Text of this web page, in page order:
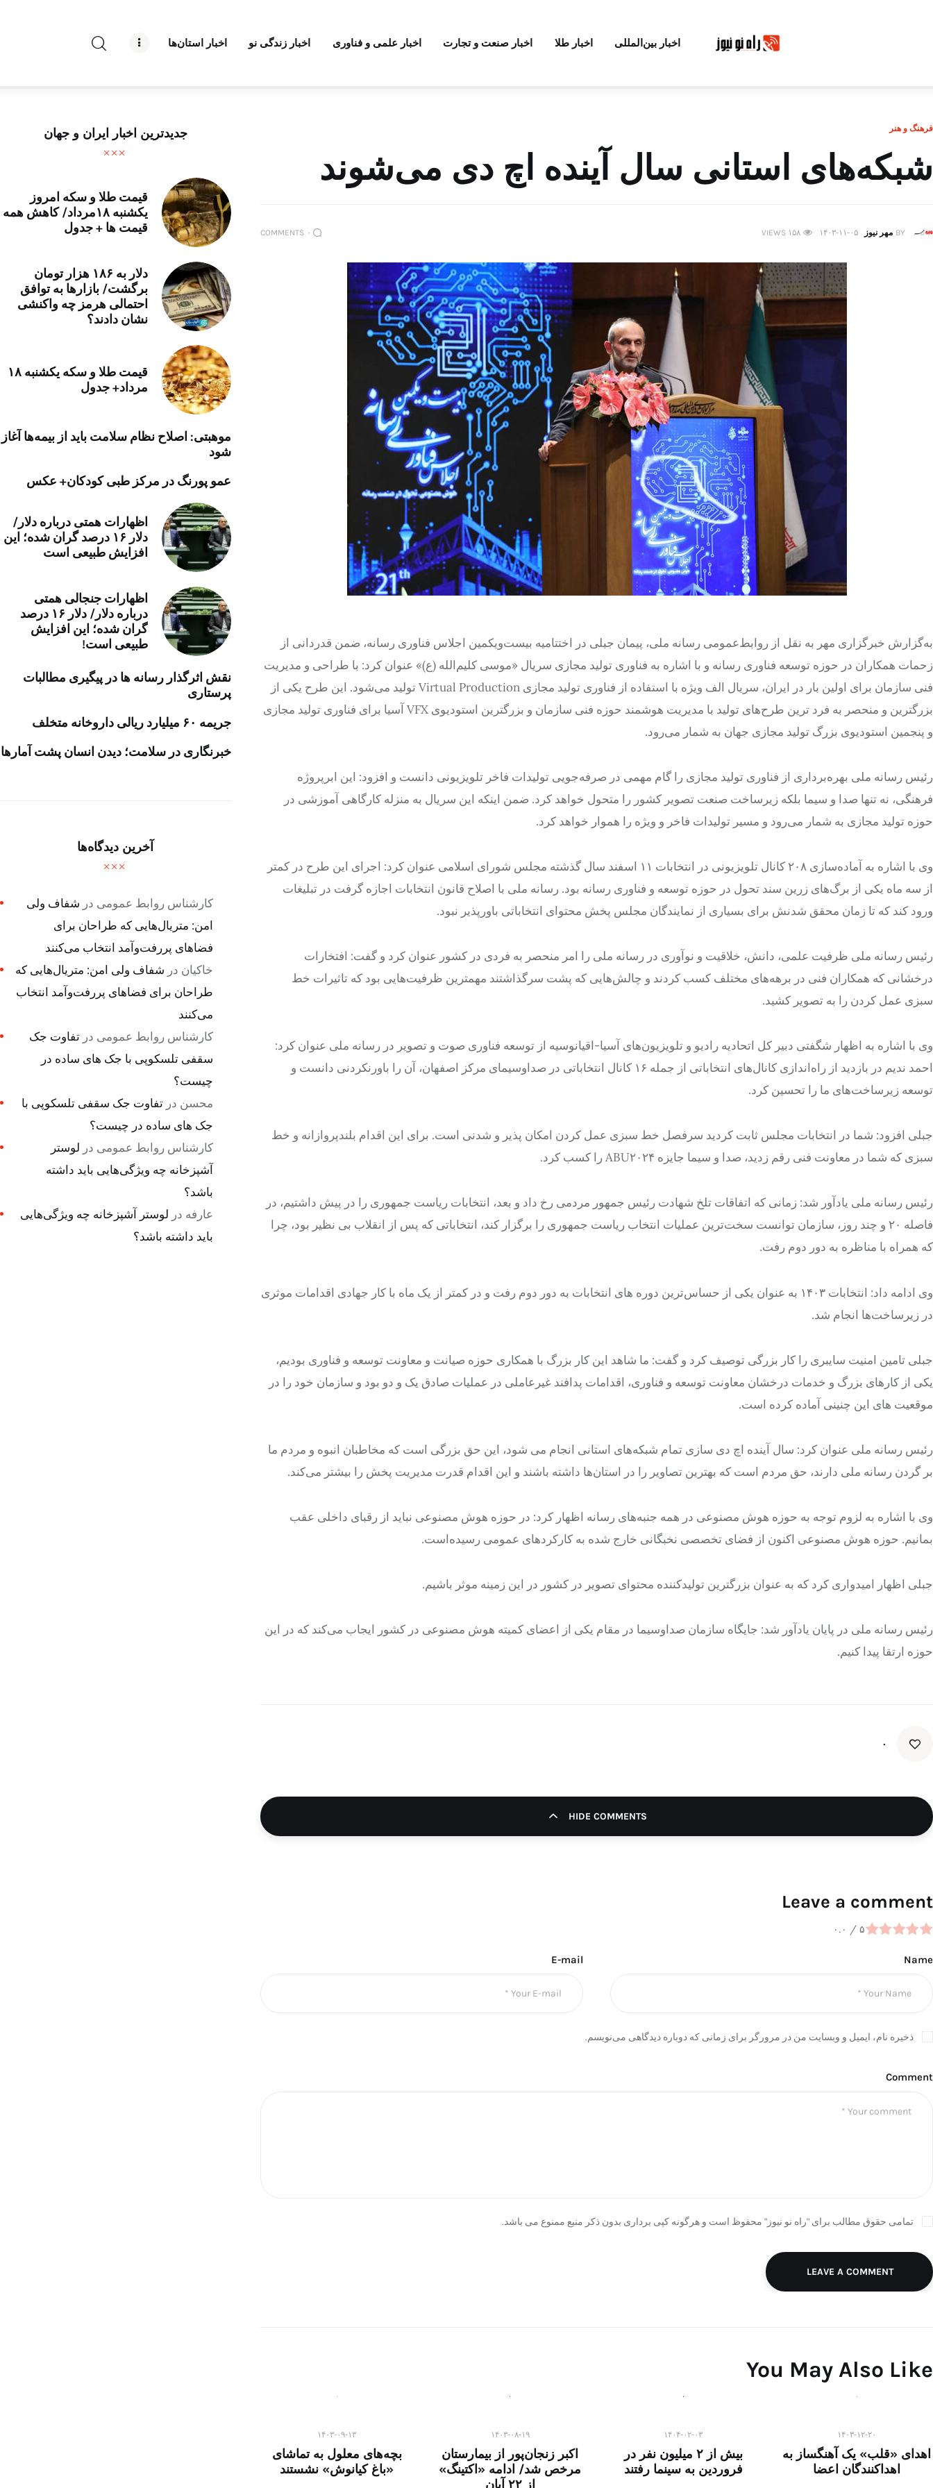
اخبار بین‌المللی اخبار طلا اخبار صنعت و تجارت اخبار علمی و فناوری اخبار زندگی نو اخبار استان‌ها
درباره راه‌ نو نیوز
تبلیغات راه نو نیوز
آوین دیلی
پایگاه خبری آبان
خرید موتور ایمپلنت
فرهنگ و هنر
شبکه‌های استانی سال آینده اچ دی می‌شوند
BY مهر نیوز ۱۴۰۳-۱۱-۰۵ ۱۵۸ VIEWS ۰ COMMENTS
به‌گزارش خبرگزاری مهر به نقل از روابط‌عمومی رسانه ملی، پیمان جبلی در اختتامیه بیست‌ویکمین اجلاس فناوری رسانه، ضمن قدردانی از
زحمات همکاران در حوزه توسعه فناوری رسانه و با اشاره به فناوری تولید مجازی سریال «موسی کلیم‌الله (ع)» عنوان کرد: با طراحی و مدیریت
فنی سازمان برای اولین بار در ایران، سریال الف ویژه با استفاده از فناوری تولید مجازی Virtual Production تولید می‌شود. این طرح یکی از
بزرگترین و منحصر به فرد ترین طرح‌های تولید با مدیریت هوشمند حوزه فنی سازمان و بزرگترین استودیوی VFX آسیا برای فناوری تولید مجازی
و پنجمین استودیوی بزرگ تولید مجازی جهان به شمار می‌رود.
رئیس رسانه ملی بهره‌برداری از فناوری تولید مجازی را گام مهمی در صرفه‌جویی تولیدات فاخر تلویزیونی دانست و افزود: این ابرپروژه
فرهنگی، نه تنها صدا و سیما بلکه زیرساخت صنعت تصویر کشور را متحول خواهد کرد. ضمن اینکه این سریال به منزله کارگاهی آموزشی در
حوزه تولید مجازی به شمار می‌رود و مسیر تولیدات فاخر و ویژه را هموار خواهد کرد.
وی با اشاره به آماده‌سازی ۲۰۸ کانال تلویزیونی در انتخابات ۱۱ اسفند سال گذشته مجلس شورای اسلامی عنوان کرد: اجرای این طرح در کمتر
از سه ماه یکی از برگ‌های زرین سند تحول در حوزه توسعه و فناوری رسانه بود. رسانه ملی با اصلاح قانون انتخابات اجازه گرفت در تبلیغات
ورود کند که تا زمان محقق شدنش برای بسیاری از نمایندگان مجلس پخش محتوای انتخاباتی باورپذیر نبود.
رئیس رسانه ملی ظرفیت علمی، دانش، خلاقیت و نوآوری در رسانه ملی را امر منحصر به فردی در کشور عنوان کرد و گفت: افتخارات
درخشانی که همکاران فنی در برهه‌های مختلف کسب کردند و چالش‌هایی که پشت سرگذاشتند مهمترین ظرفیت‌هایی بود که تاثیرات خط
سبزی عمل کردن را به تصویر کشید.
وی با اشاره به اظهار شگفتی دبیر کل اتحادیه رادیو و تلویزیون‌های آسیا-اقیانوسیه از توسعه فناوری صوت و تصویر در رسانه ملی عنوان کرد:
احمد ندیم در بازدید از راه‌اندازی کانال‌های انتخاباتی از جمله ۱۶ کانال انتخاباتی در صداوسیمای مرکز اصفهان، آن را باورنکردنی دانست و
توسعه زیرساخت‌های ما را تحسین کرد.
جبلی افزود: شما در انتخابات مجلس ثابت کردید سرفصل خط سبزی عمل کردن امکان پذیر و شدنی است. برای این اقدام بلندپروازانه و خط
سبزی که شما در معاونت فنی رقم زدید، صدا و سیما جایزه ABU۲۰۲۴ را کسب کرد.
رئیس رسانه ملی یادآور شد: زمانی که اتفاقات تلخ شهادت رئیس جمهور مردمی رخ داد و بعد، انتخابات ریاست جمهوری را در پیش داشتیم، در
فاصله ٢٠ و چند روز، سازمان توانست سخت‌ترین عملیات انتخاب ریاست جمهوری را برگزار کند، انتخاباتی که پس از انقلاب بی نظیر بود، چرا
که همراه با مناظره به دور دوم رفت.
وی ادامه داد: انتخابات ١۴٠٣ به عنوان یکی از حساس‌ترین دوره های انتخابات به دور دوم رفت و در کمتر از یک ماه با کار جهادی اقدامات موثری
در زیرساخت‌ها انجام شد.
جبلی تامین امنیت سایبری را کار بزرگی توصیف کرد و گفت: ما شاهد این کار بزرگ با همکاری حوزه صیانت و معاونت توسعه و فناوری بودیم،
یکی از کارهای بزرگ و خدمات درخشان معاونت توسعه و فناوری، اقدامات پدافند غیرعاملی در عملیات صادق یک و دو بود و سازمان خود را در
موقعیت های این چنینی آماده کرده است.
رئیس رسانه ملی عنوان کرد: سال آینده اچ دی سازی تمام شبکه‌های استانی انجام می شود، این حق بزرگی است که مخاطبان انبوه و مردم ما
بر گردن رسانه ملی دارند، حق مردم است که بهترین تصاویر را در استان‌ها داشته باشند و این اقدام قدرت مدیریت پخش را بیشتر می‌کند.
وی با اشاره به لزوم توجه به حوزه هوش مصنوعی در همه جنبه‌های رسانه اظهار کرد: در حوزه هوش مصنوعی نباید از رقبای داخلی عقب
بمانیم. حوزه هوش مصنوعی اکنون از فضای تخصصی نخبگانی خارج شده به کارکردهای عمومی رسیده‌است.
جبلی اظهار امیدواری کرد که به عنوان بزرگترین تولیدکننده محتوای تصویر در کشور در این زمینه موثر باشیم.
رئیس رسانه ملی در پایان یادآور شد: جایگاه سازمان صداوسیما در مقام یکی از اعضای کمیته هوش مصنوعی در کشور ایجاب می‌کند که در این
حوزه ارتقا پیدا کنیم.
۰
HIDE COMMENTS
Leave a comment
۰.۰ / ۵
Name
E-mail
ذخیره نام، ایمیل و وبسایت من در مرورگر برای زمانی که دوباره دیدگاهی می‌نویسم.
Comment
تمامی حقوق مطالب برای "راه نو نیوز" محفوظ است و هرگونه کپی برداری بدون ذکر منبع ممنوع می باشد.
LEAVE A COMMENT
You May Also Like
۱۴۰۳-۱۲-۲۰
اهدای «قلب» یک آهنگساز به
اهداکنندگان اعضا
۱۴۰۴-۰۲-۰۳
بیش از ۲ میلیون نفر در
فروردین به سینما رفتند
۱۴۰۳-۰۸-۱۹
اکبر زنجان‌پور از بیمارستان
مرخص شد/ ادامه «اکتینگ‌»
از ۲۲ آبان
۱۴۰۳-۰۹-۱۳
بچه‌های معلول به تماشای
«باغ کیانوش» نشستند
جدیدترین اخبار ایران و جهان
قیمت طلا و سکه امروز
یکشنبه ۱۸مرداد/ کاهش همه
قیمت ها + جدول
دلار به ۱۸۶ هزار تومان
برگشت/ بازارها به توافق
احتمالی هرمز چه واکنشی
نشان دادند؟
قیمت طلا و سکه یکشنبه ۱۸
مرداد+ جدول
موهبتی: اصلاح نظام سلامت باید از بیمه‌ها آغاز
شود
عمو پورنگ در مرکز طبی کودکان+ عکس
اظهارات همتی درباره دلار/
دلار ۱۶ درصد گران شده؛ این
افزایش طبیعی است
اظهارات جنجالی همتی
درباره دلار/ دلار ۱۶ درصد
گران شده؛ این افزایش
طبیعی است!
نقش اثرگذار رسانه ها در پیگیری مطالبات
پرستاری
جریمه ۶۰ میلیارد ریالی داروخانه متخلف
خبرنگاری در سلامت؛ دیدن انسان پشت آمارها
آخرین دیدگاه‌ها
کارشناس روابط عمومی در شفاف ولی
امن: متریال‌هایی که طراحان برای
فضاهای پررفت‌وآمد انتخاب می‌کنند
خاکیان در شفاف ولی امن: متریال‌هایی که
طراحان برای فضاهای پررفت‌وآمد انتخاب
می‌کنند
کارشناس روابط عمومی در تفاوت جک
سقفی تلسکوپی با جک های ساده در
چیست؟
محسن در تفاوت جک سقفی تلسکوپی با
جک های ساده در چیست؟
کارشناس روابط عمومی در لوستر
آشپزخانه چه ویژگی‌هایی باید داشته
باشد؟
عارفه در لوستر آشپزخانه چه ویژگی‌هایی
باید داشته باشد؟